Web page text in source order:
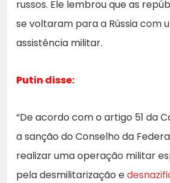
russos. Ele lembrou que as
se voltaram para a Rússia com
assistência militar.
Putin disse:
“De acordo com o artigo 51 da
a sanção do Conselho da
realizar uma operação militar
pela desmilitarização e